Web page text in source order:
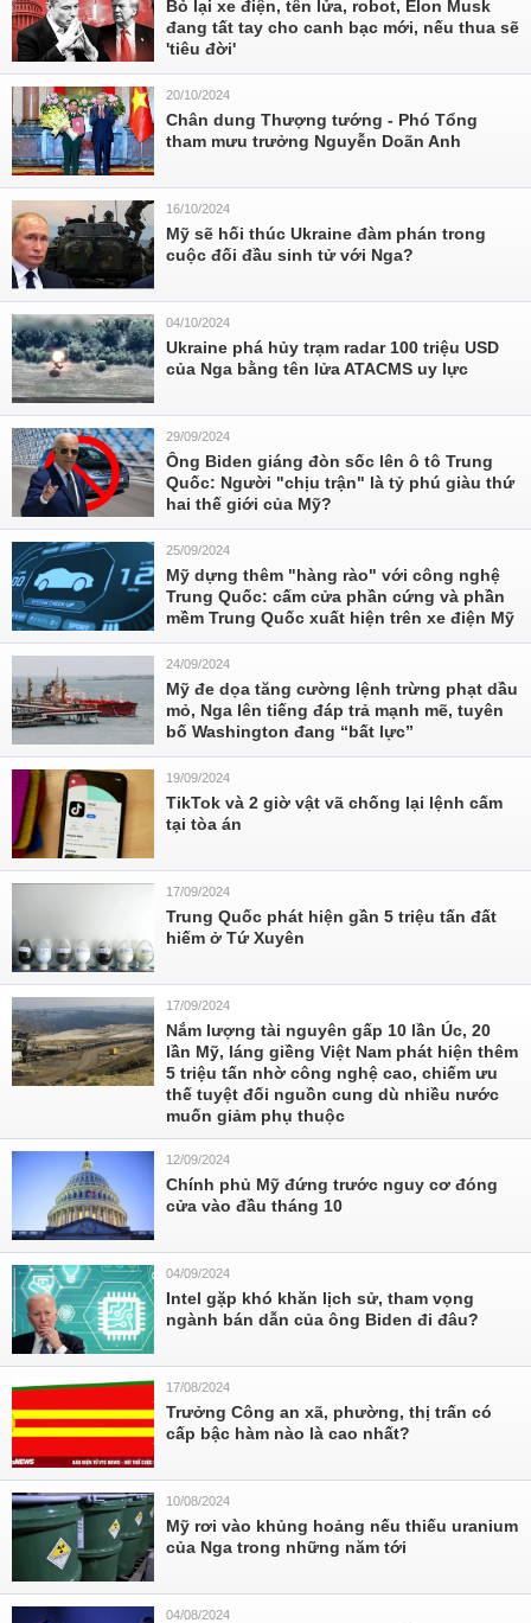
Bỏ lại xe điện, tên lửa, robot, Elon Musk
đang tất tay cho canh bạc mới, nếu thua sẽ
'tiêu đời'
20/10/2024
Chân dung Thượng tướng - Phó Tổng
tham mưu trưởng Nguyễn Doãn Anh
16/10/2024
Mỹ sẽ hối thúc Ukraine đàm phán trong
cuộc đối đầu sinh tử với Nga?
04/10/2024
Ukraine phá hủy trạm radar 100 triệu USD
của Nga bằng tên lửa ATACMS uy lực
29/09/2024
Ông Biden giáng đòn sốc lên ô tô Trung
Quốc: Người "chịu trận" là tỷ phú giàu thứ
hai thế giới của Mỹ?
25/09/2024
Mỹ dựng thêm "hàng rào" với công nghệ
Trung Quốc: cấm cửa phần cứng và phần
mềm Trung Quốc xuất hiện trên xe điện Mỹ
24/09/2024
Mỹ đe dọa tăng cường lệnh trừng phạt dầu
mỏ, Nga lên tiếng đáp trả mạnh mẽ, tuyên
bố Washington đang “bất lực”
19/09/2024
TikTok và 2 giờ vật vã chống lại lệnh cấm
tại tòa án
17/09/2024
Trung Quốc phát hiện gần 5 triệu tấn đất
hiếm ở Tứ Xuyên
17/09/2024
Nắm lượng tài nguyên gấp 10 lần Úc, 20
lần Mỹ, láng giềng Việt Nam phát hiện thêm
5 triệu tấn nhờ công nghệ cao, chiếm ưu
thế tuyệt đối nguồn cung dù nhiều nước
muốn giảm phụ thuộc
12/09/2024
Chính phủ Mỹ đứng trước nguy cơ đóng
cửa vào đầu tháng 10
04/09/2024
Intel gặp khó khăn lịch sử, tham vọng
ngành bán dẫn của ông Biden đi đâu?
17/08/2024
Trưởng Công an xã, phường, thị trấn có
cấp bậc hàm nào là cao nhất?
10/08/2024
Mỹ rơi vào khủng hoảng nếu thiếu uranium
của Nga trong những năm tới
04/08/2024